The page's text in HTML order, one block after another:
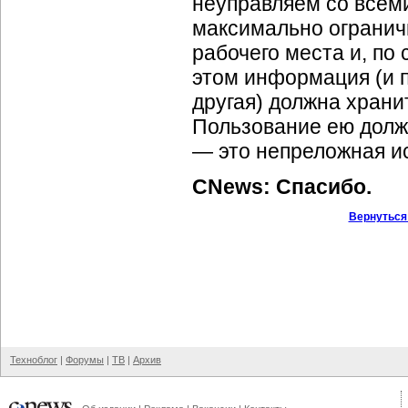
максимально
рабочего места и, по
этом информация (и
другая) должна
Пользование ею
— это непреложная
CNews: Спасибо.
Техноблог | Форумы | ТВ | Архив